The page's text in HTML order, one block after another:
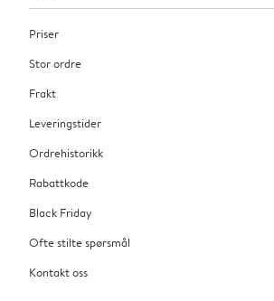
Priser
Stor ordre
Frakt
Leveringstider
Ordrehistorikk
Rabattkode
Black Friday
Ofte stilte spørsmål
Kontakt oss